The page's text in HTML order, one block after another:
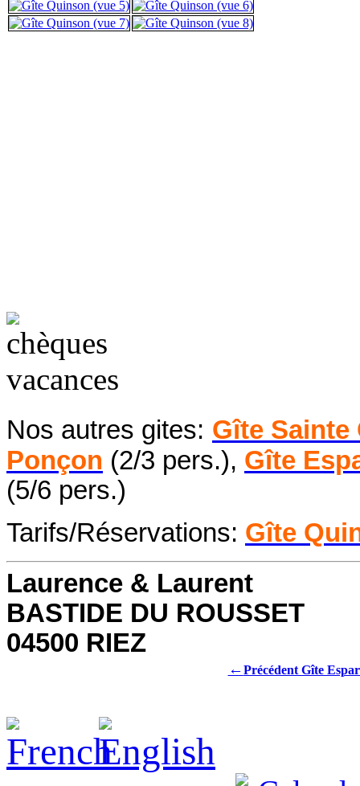
Nos autres gites: Gîte Sainte
Ponçon (2/3 pers.), Gîte
(5/6 pers.)
Tarifs/Réservations: Gîte
Laurence & Laurent
BASTIDE DU ROUSSET
04500 RIEZ
←Précédent Gîte